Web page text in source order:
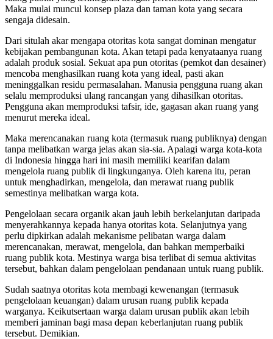
Maka mulai muncul konsep plaza dan taman kota yang secara
sengaja didesain.
Dari situlah akar mengapa otoritas kota sangat dominan mengatur
kebijakan pembangunan kota. Akan tetapi pada kenyataanya ruang
adalah produk sosial. Sekuat apa pun otoritas (pemkot dan desainer)
mencoba menghasilkan ruang kota yang ideal, pasti akan
meninggalkan residu permasalahan. Manusia pengguna ruang akan
selalu memproduksi ulang rancangan yang dihasilkan otoritas.
Pengguna akan memproduksi tafsir, ide, gagasan akan ruang yang
menurut mereka ideal.
Maka merencanakan ruang kota (termasuk ruang publiknya) dengan
tanpa melibatkan warga jelas akan sia-sia. Apalagi warga kota-kota
di Indonesia hingga hari ini masih memiliki kearifan dalam
mengelola ruang publik di lingkunganya. Oleh karena itu, peran
untuk menghadirkan, mengelola, dan merawat ruang publik
semestinya melibatkan warga kota.
Pengelolaan secara organik akan jauh lebih berkelanjutan daripada
menyerahkannya kepada hanya otoritas kota. Selanjutnya yang
perlu dipkirkan adalah mekanisme pelibatan warga dalam
merencanakan, merawat, mengelola, dan bahkan memperbaiki
ruang publik kota. Mestinya warga bisa terlibat di semua aktivitas
tersebut, bahkan dalam pengelolaan pendanaan untuk ruang publik.
Sudah saatnya otoritas kota membagi kewenangan (termasuk
pengelolaan keuangan) dalam urusan ruang publik kepada
warganya. Keikutsertaan warga dalam urusan publik akan lebih
memberi jaminan bagi masa depan keberlanjutan ruang publik
tersebut. Demikian.